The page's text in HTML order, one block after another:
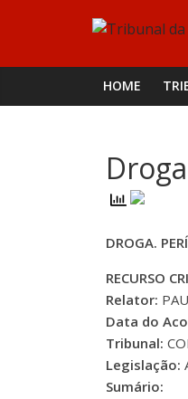
da
de
HOME
DROGA.
RECURSO
Relator:
Data do
Tribunal:
Legislação:
Sumário: